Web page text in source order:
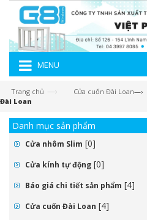
MENU
Trang chủ —› Cửa cuốn Đài Loan—›
Đài Loan
Danh mục sản phẩm
Cửa nhôm Slim [0]
Cửa kính tự động [0]
Báo giá chi tiết sản phẩm [4]
Cửa cuốn Đài Loan [4]